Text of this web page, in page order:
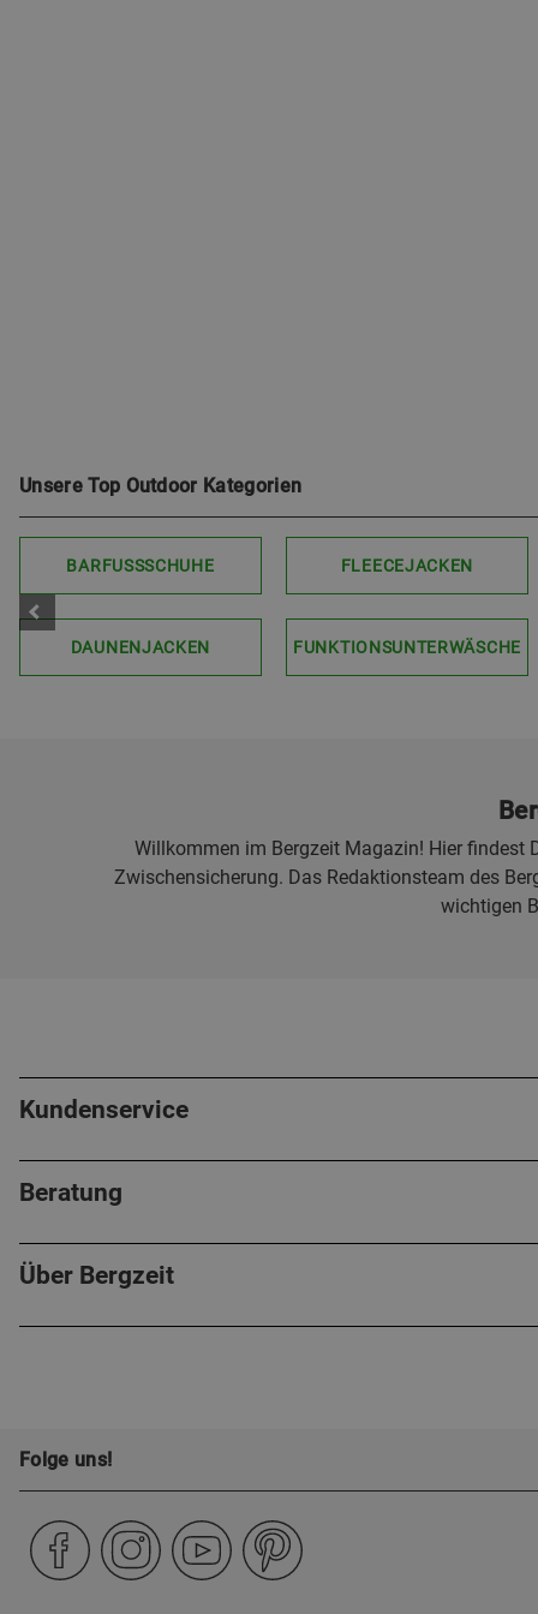
Unsere Top Outdoor Kategorien
BARFUSSSCHUHE
DAUNENJACKEN
FLEECEJACKEN
FUNKTIONSUNTERWÄSCHE
Willkommen im Bergzeit Magazin! Hier findest
Zwischensicherung. Das Redaktionsteam des
wichtigen
Kundenservice
Beratung
Über Bergzeit
Folge uns!